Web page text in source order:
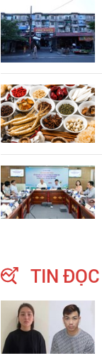
DỊCH VIÊM
19
TIN